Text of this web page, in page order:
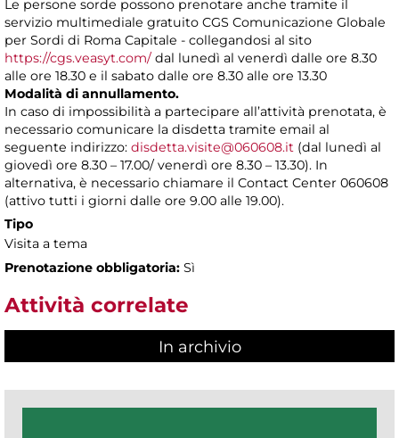
Le persone sorde possono prenotare anche tramite il
servizio multimediale gratuito CGS Comunicazione Globale
per Sordi di Roma Capitale - collegandosi al sito
https://cgs.veasyt.com/dal lunedì al venerdì dalle ore 8.30
alle ore 18.30 e il sabato dalle ore 8.30 alle ore 13.30
Modalità di annullamento.
In caso di impossibilità a partecipare all’attività prenotata, è
necessario comunicare la disdetta tramite email al
seguente indirizzo: disdetta.visite@060608.it (dal lunedì al
giovedì ore 8.30 – 17.00/ venerdì ore 8.30 – 13.30). In
alternativa, è necessario chiamare il Contact Center 060608
(attivo tutti i giorni dalle ore 9.00 alle 19.00).
Tipo
Visita a tema
Prenotazione obbligatoria: Sì
Attività correlate
In archivio